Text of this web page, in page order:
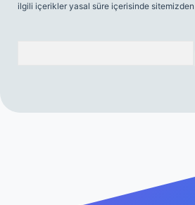
ilgili içerikler yasal süre içerisinde sitemizden